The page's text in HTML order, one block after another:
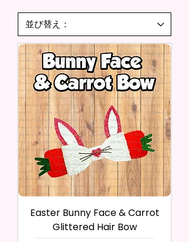
Easter Bunny Face & Carrot
Glittered Hair Bow